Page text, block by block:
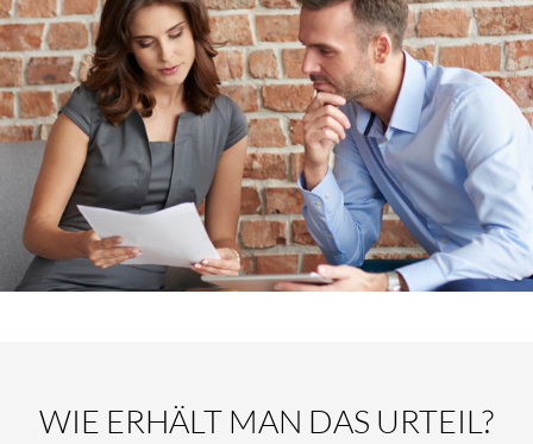
WIE ERHÄLT MAN DAS URTEIL?